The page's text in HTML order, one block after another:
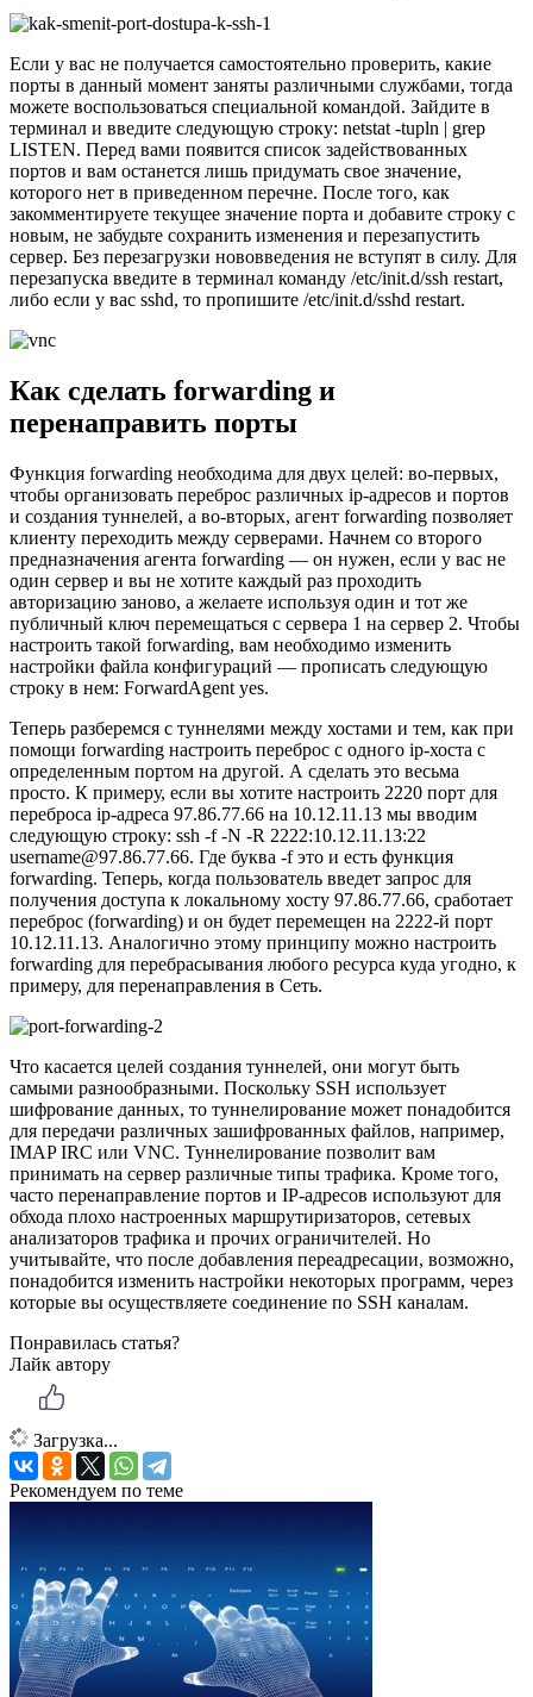
Если у вас не получается самостоятельно проверить, какие
порты в данный момент заняты различными службами, тогда
можете воспользоваться специальной командой. Зайдите в
терминал и введите следующую строку: netstat -tupln | grep
LISTEN. Перед вами появится список задействованных
портов и вам останется лишь придумать свое значение,
которого нет в приведенном перечне. После того, как
закомментируете текущее значение порта и добавите строку с
новым, не забудьте сохранить изменения и перезапустить
сервер. Без перезагрузки нововведения не вступят в силу. Для
перезапуска введите в терминал команду /etc/init.d/ssh restart,
либо если у вас sshd, то пропишите /etc/init.d/sshd restart.
Как сделать forwarding и
перенаправить порты
Функция forwarding необходима для двух целей: во-первых,
чтобы организовать переброс различных ip-адресов и портов
и создания туннелей, а во-вторых, агент forwarding позволяет
клиенту переходить между серверами. Начнем со второго
предназначения агента forwarding — он нужен, если у вас не
один сервер и вы не хотите каждый раз проходить
авторизацию заново, а желаете используя один и тот же
публичный ключ перемещаться с сервера 1 на сервер 2. Чтобы
настроить такой forwarding, вам необходимо изменить
настройки файла конфигураций — прописать следующую
строку в нем: ForwardAgent yes.
Теперь разберемся с туннелями между хостами и тем, как при
помощи forwarding настроить переброс с одного ip-хоста с
определенным портом на другой. А сделать это весьма
просто. К примеру, если вы хотите настроить 2220 порт для
переброса ip-адреса 97.86.77.66 на 10.12.11.13 мы вводим
следующую строку: ssh -f -N -R 2222:10.12.11.13:22
username@97.86.77.66. Где буква -f это и есть функция
forwarding. Теперь, когда пользователь введет запрос для
получения доступа к локальному хосту 97.86.77.66, сработает
переброс (forwarding) и он будет перемещен на 2222-й порт
10.12.11.13. Аналогично этому принципу можно настроить
forwarding для перебрасывания любого ресурса куда угодно, к
примеру, для перенаправления в Сеть.
Что касается целей создания туннелей, они могут быть
самыми разнообразными. Поскольку SSH использует
шифрование данных, то туннелирование может понадобится
для передачи различных зашифрованных файлов, например,
IMAP IRC или VNC. Туннелирование позволит вам
принимать на сервер различные типы трафика. Кроме того,
часто перенаправление портов и IP-адресов используют для
обхода плохо настроенных маршрутиризаторов, сетевых
анализаторов трафика и прочих ограничителей. Но
учитывайте, что после добавления переадресации, возможно,
понадобится изменить настройки некоторых программ, через
которые вы осуществляете соединение по SSH каналам.
Понравилась статья?
Лайк автору
Загрузка...
Рекомендуем по теме